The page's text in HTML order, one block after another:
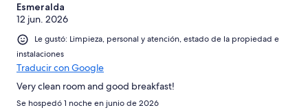
Esmeralda
12 jun. 2026
Le gustó: Limpieza, personal y atención, estado de la propiedad e
instalaciones
Traducir con Google
Very clean room and good breakfast!
Se hospedó 1 noche en junio de 2026